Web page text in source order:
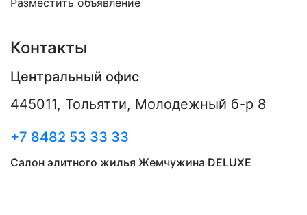
Контакты
Центральный офис
445011, Тольятти, Молодежный б-р 8
+7 8482 53 33 33
Салон элитного жилья Жемчужина DELUXE